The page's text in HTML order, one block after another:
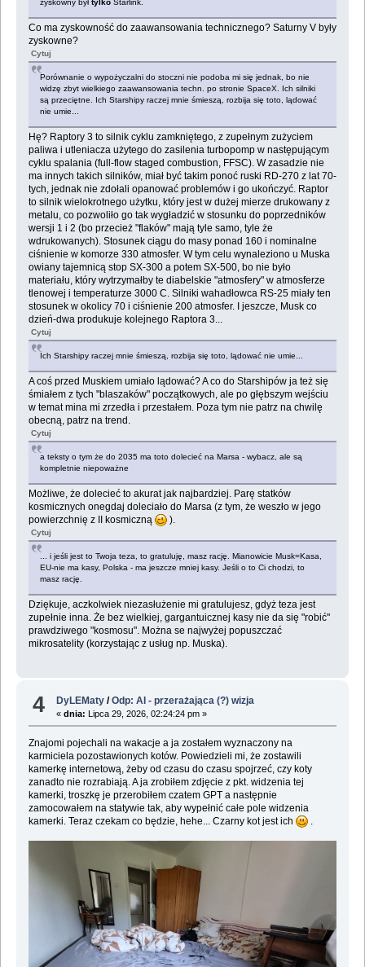
zyskowny byłtylkoStarlink.
Co ma zyskowność do zaawansowania technicznego? Saturny V były
zyskowne?
Cytuj
Porównanie o wypożyczalni do stoczni nie podoba mi się jednak, bo nie
widzę zbyt wielkiego zaawansowania techn. po stronie SpaceX. Ich silniki
są przeciętne. Ich Starshipy raczej mnie śmieszą, rozbija się toto, lądować
nie umie...
Hę? Raptory 3 to silnik cyklu zamkniętego, z zupełnym zużyciem
paliwa i utleniacza użytego do zasilenia turbopomp w następującym
cyklu spalania (full-flow staged combustion, FFSC). W zasadzie nie
ma innych takich silników, miał być takim ponoć ruski RD-270 z lat 70-
tych, jednak nie zdołali opanować problemów i go ukończyć. Raptor
to silnik wielokrotnego użytku, który jest w dużej mierze drukowany z
metalu, co pozwoliło go tak wygładzić w stosunku do poprzedników
wersji 1 i 2 (bo przecież "flaków" mają tyle samo, tyle że
wdrukowanych). Stosunek ciągu do masy ponad 160 i nominalne
ciśnienie w komorze 330 atmosfer. W tym celu wynaleziono u Muska
owiany tajemnicą stop SX-300 a potem SX-500, bo nie było
materiału, który wytrzymałby te diabelskie "atmosfery" w atmosferze
tlenowej i temperaturze 3000 C. Silniki wahadłowca RS-25 miały ten
stosunek w okolicy 70 i ciśnienie 200 atmosfer. I jeszcze, Musk co
dzień-dwa produkuje kolejnego Raptora 3...
Cytuj
Ich Starshipy raczej mnie śmieszą, rozbija się toto, lądować nie umie...
A coś przed Muskiem umiało lądować? A co do Starshipów ja też się
śmiałem z tych "blaszaków" początkowych, ale po głębszym wejściu
w temat mina mi zrzedła i przestałem. Poza tym nie patrz na chwilę
obecną, patrz na trend.
Cytuj
a teksty o tym że do 2035 ma toto dolecieć na Marsa - wybacz, ale są
kompletnie niepoważne
Możliwe, że dolecieć to akurat jak najbardziej. Parę statków
kosmicznych onegdaj doleciało do Marsa (z tym, że weszło w jego
powierzchnię z II kosmiczną
).
Cytuj
... i jeśli jest to Twoja teza, to gratuluję, masz rację. Mianowicie Musk=Kasa,
EU-nie ma kasy, Polska - ma jeszcze mniej kasy. Jeśli o to Ci chodzi, to
masz rację.
Dziękuje, aczkolwiek niezasłużenie mi gratulujesz, gdyż teza jest
zupełnie inna. Że bez wielkiej, gargantuicznej kasy nie da się "robić"
prawdziwego "kosmosu". Można se najwyżej popuszczać
mikrosatelity (korzystając z usług np. Muska).
4 DyLEMaty /Odp: AI - przerażająca (?) wizja
«dnia: Lipca 29, 2026, 02:24:24 pm »
Znajomi pojechali na wakacje a ja zostałem wyznaczony na
karmiciela pozostawionych kotów. Powiedzieli mi, że zostawili
kamerkę internetową, żeby od czasu do czasu spojrzeć, czy koty
zanadto nie rozrabiają. A ja zrobiłem zdjęcie z pkt. widzenia tej
kamerki, troszkę je przerobiłem czatem GPT a następnie
zamocowałem na statywie tak, aby wypełnić całe pole widzenia
kamerki. Teraz czekam co będzie, hehe... Czarny kot jest ich
.